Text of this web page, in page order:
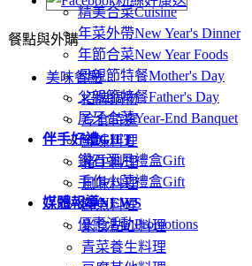
精美合菜Cuisine
年菜外帶New Year's Dinner
年節合菜New Year Foods
母親節特餐Mother's Day
父親節特餐Father's Day
尾牙合菜Year-End Banquet
伴手好禮GIFT
鑽石彌月禮盒Gift
手作小菜禮盒Gift
媒體報導NEWS
優惠活動Promotions
餐點與外購
美味餐點
招牌鍋物
冷食特選
鮮味料理
豬牛料理
風味料理
鮮魚料理
米食點心料理
青菜養生料理